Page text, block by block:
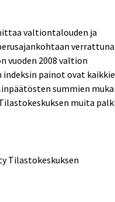
valtiontalouden ja
vuoden 2008 valtion
painot ovat
summien
muita
Tilastokeskuksen